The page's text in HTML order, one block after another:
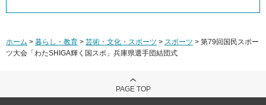
ホーム > 暮らし・教育 > 芸術・文化・スポーツ > スポーツ > 第79回国民スポー
ツ大会「わたSHIGA輝く国スポ」兵庫県選手団結団式
PAGE TOP